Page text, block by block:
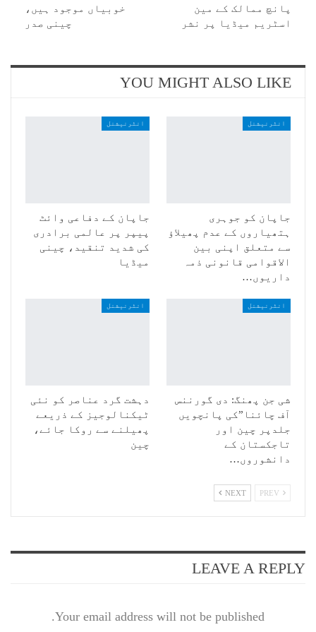
پانچ ممالک کے مین
اسٹریم میڈیا پر نشر
خوبیاں موجود ہیں،
چینی صدر
YOU MIGHT ALSO LIKE
انٹرنیشنل
جاپان کو جوہری
ہتھیاروں کے عدم پھیلاؤ
سے متعلق اپنی بین
الاقوامی قانونی ذمہ
داریوں…
انٹرنیشنل
جاپان کے دفاعی وائٹ
پیپر پر عالمی برادری
کی شدید تنقید، چینی
میڈیا
انٹرنیشنل
شی جن پھنگ: دی گورننس
آف چائنا”کی پانچویں
جلدپر چین اور
تاجکستان کے
دانشوروں…
انٹرنیشنل
دہشت گرد عناصر کو نئی
ٹیکنالوجیز کے ذریعے
پھیلنے سے روکا جائے،
چین
NEXT
LEAVE A REPLY
Your email address will not be published.